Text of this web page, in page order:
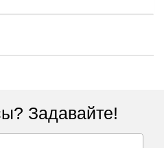
Задавайте!